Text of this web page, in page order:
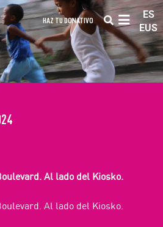
HAZ TU DONATIVO
ES
EUS
Al lado del Kiosko.
Al lado del Kiosko.